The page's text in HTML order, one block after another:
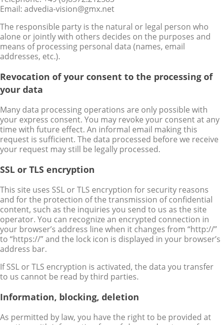
Email: advedia-vision@gmx.net
The responsible party is the natural or legal person who
alone or jointly with others decides on the purposes and
means of processing personal data (names, email
addresses, etc.).
Revocation of your consent to the processing of
your data
Many data processing operations are only possible with
your express consent. You may revoke your consent at any
time with future effect. An informal email making this
request is sufficient. The data processed before we receive
your request may still be legally processed.
SSL or TLS encryption
This site uses SSL or TLS encryption for security reasons
and for the protection of the transmission of confidential
content, such as the inquiries you send to us as the site
operator. You can recognize an encrypted connection in
your browser’s address line when it changes from “http://”
to “https://” and the lock icon is displayed in your browser’s
address bar.
If SSL or TLS encryption is activated, the data you transfer
to us cannot be read by third parties.
Information, blocking, deletion
As permitted by law, you have the right to be provided at